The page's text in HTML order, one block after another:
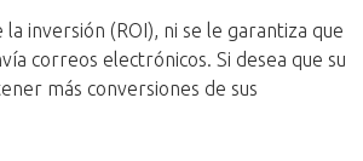
inversión (ROI), ni se le garantiza que
correos electrónicos. Si desea que su
más conversiones de sus